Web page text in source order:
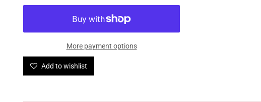
More payment options
Add to wishlist